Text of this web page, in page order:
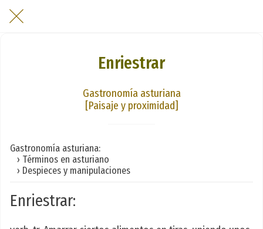
Enriestrar
Gastronomía asturiana
[Paisaje y proximidad]
Gastronomía asturiana:
› Términos en asturiano
› Despieces y manipulaciones
Enriestrar: